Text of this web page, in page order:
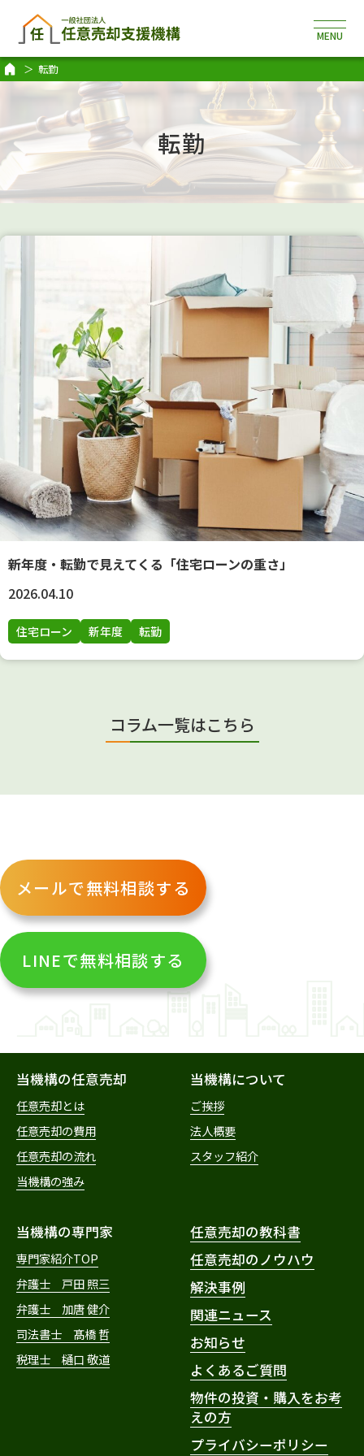
転勤
転勤
新年度・転勤で見えてくる「住宅ローンの重さ」
2026.04.10
住宅ローン 新年度 転勤
コラム一覧はこちら
メールで無料相談する
LINEで無料相談する
当機構の任意売却
任意売却とは
任意売却の費用
任意売却の流れ
当機構の強み
当機構について
ご挨拶
法人概要
スタッフ紹介
当機構の専門家
専門家紹介TOP
弁護士 戸田 照三
弁護士 加唐 健介
司法書士 髙橋 哲
税理士 樋口 敬道
任意売却の教科書
任意売却のノウハウ
解決事例
関連ニュース
お知らせ
よくあるご質問
物件の投資・購入をお考
えの方
プライバシーポリシー